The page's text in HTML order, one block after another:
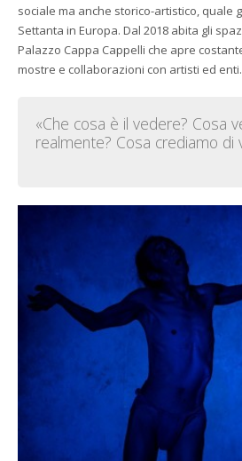
sociale ma anche storico-artistico, quale
Settanta in Europa. Dal 2018 abita gli
Palazzo Cappa Cappelli che apre
mostre e collaborazioni con artisti ed enti.
«Che cosa è il vedere? Cosa
realmente? Cosa crediamo di